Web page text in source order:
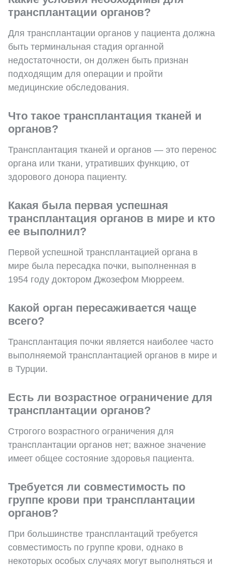
трансплантации органов?
Для трансплантации органов у пациента должна
быть терминальная стадия органной
недостаточности, он должен быть признан
подходящим для операции и пройти
медицинские обследования.
Что такое трансплантация тканей и
органов?
Трансплантация тканей и органов — это перенос
органа или ткани, утративших функцию, от
здорового донора пациенту.
Какая была первая успешная
трансплантация органов в мире и кто
ее выполнил?
Первой успешной трансплантацией органа в
мире была пересадка почки, выполненная в
1954 году доктором Джозефом Мюрреем.
Какой орган пересаживается чаще
всего?
Трансплантация почки является наиболее часто
выполняемой трансплантацией органов в мире и
в Турции.
Есть ли возрастное ограничение для
трансплантации органов?
Строгого возрастного ограничения для
трансплантации органов нет; важное значение
имеет общее состояние здоровья пациента.
Требуется ли совместимость по
группе крови при трансплантации
органов?
При большинстве трансплантаций требуется
совместимость по группе крови, однако в
некоторых особых случаях могут выполняться и